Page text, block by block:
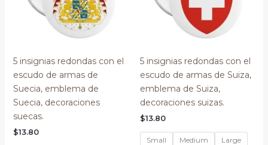
5 insignias redondas con el
escudo de armas de
Suecia, emblema de
Suecia, decoraciones
suecas.
$13.80
5 insignias redondas con el
escudo de armas de Suiza,
emblema de Suiza,
decoraciones suizas.
$13.80
Small Medium Large